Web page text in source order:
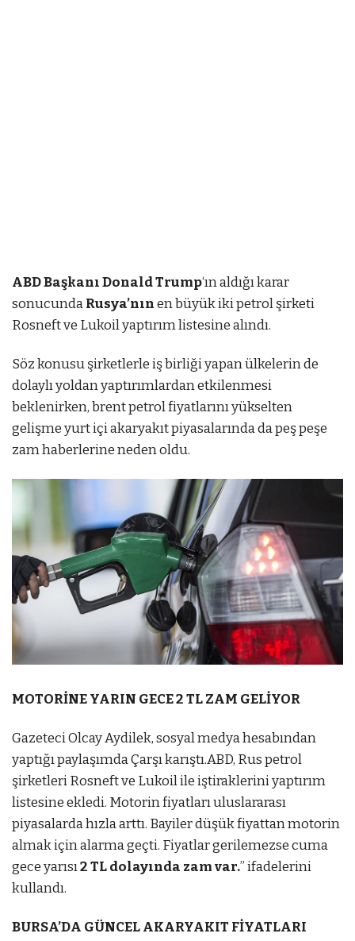
ABD Başkanı Donald Trump‘ın aldığı karar
sonucundaRusya’nınen büyük iki petrol şirketi
Rosneft ve Lukoil yaptırım listesine alındı.
mostbet azmostbet az
Söz konusu şirketlerle iş birliği yapan ülkelerin de
dolaylı yoldan yaptırımlardan etkilenmesi
beklenirken, brent petrol fiyatlarını yükselten
gelişme yurt içi akaryakıt piyasalarında da peş peşe
zam haberlerine neden oldu.
MOTORİNE YARIN GECE 2 TL ZAM GELİYOR
Gazeteci Olcay Aydilek, sosyal medya hesabından
yaptığı paylaşımda Çarşı karıştı.ABD, Rus petrol
şirketleri Rosneft ve Lukoil ile iştiraklerini yaptırım
listesine ekledi. Motorin fiyatları uluslararası
piyasalarda hızla arttı. Bayiler düşük fiyattan motorin
almak için alarma geçti. Fiyatlar gerilemezse cuma
gece yarısı2 TL dolayında zam var.” ifadelerini
kullandı.
BURSA’DA GÜNCEL AKARYAKIT FİYATLARI